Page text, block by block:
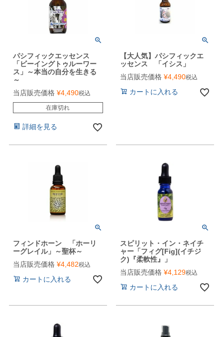
パシフィックエッセンス
「ビーイングトゥルーワー
ス」～本当の自分を生きる
～
当店販売価格 ¥4,490税込
在庫切れ
詳細を見る
【大人気】パシフィックエ
ッセンス 「イシス」
当店販売価格 ¥4,490税込
カートに入れる
フィンドホーン 「ホーリ
ーグレイル」～聖杯～
当店販売価格 ¥4,482税込
カートに入れる
スピリット・イン・ネイチ
ャー「フィグ[Fig](イチジ
ク)『柔軟性』」
当店販売価格 ¥4,129税込
カートに入れる